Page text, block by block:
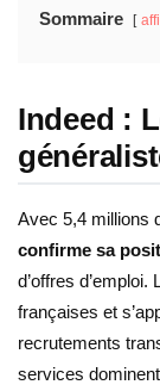
Sommaire
Indeed :
Avec 5,4 millions
confirme sa
d’offres
françaises et
recrutements
services